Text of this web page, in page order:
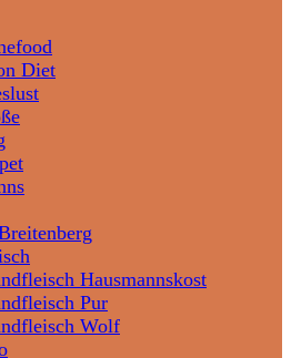
Diet
Hausmannskost
Pur
Wolf